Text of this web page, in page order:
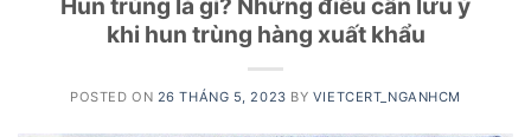
khi hun trùng hàng xuất khẩu
POSTED ON 26 THÁNG 5, 2023 BY VIETCERT_NGANHCM